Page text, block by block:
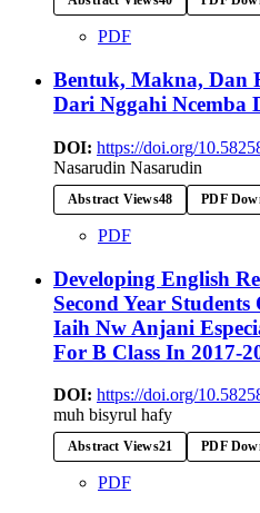
PDF
Bentuk, Makna, Dan
Dari Nggahi Ncemba
DOI: https://doi.org/
Nasarudin Nasarudin
Abstract Views48 PDF
PDF
Developing English
Second Year
Iaih Nw Anjani
For B Class In 2017-
DOI: https://doi.org/
muh bisyrul hafy
Abstract Views21 PDF
PDF